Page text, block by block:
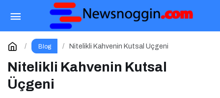
Blog Nitelikli Kahvenin Kutsal Üçgeni
Nitelikli Kahvenin Kutsal
Üçgeni
Branding Haber’de Yazar Olmak – Yazarlık
Başvurusu Başladı!
Yorum Yap